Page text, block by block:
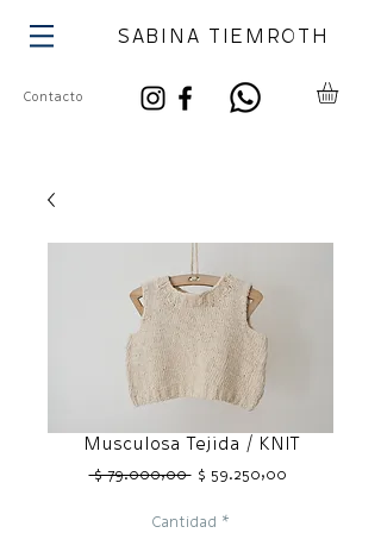
Contacto
SABINA TIEMROTH
Musculosa Tejida / KNIT
$ 79.000,00 Precio
$ 59.250,00Precio
Cantidad *